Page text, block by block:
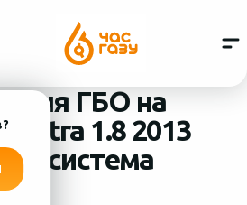
ГБО на
1.8 2013
система